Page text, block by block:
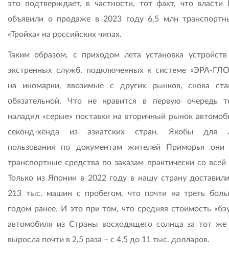
это подтверждает, в частности, тот факт, что
объявили о продаже в 2023 году 6,5 млн
«Тройка» на российских чипах.
Таким образом, с приходом лета установка
экстренных служб, подключенных к системе «ЭРА-
на иномарки, ввозимые с других рынков, снова
обязательной. Что не нравится в первую очередь
наладил «серые» поставки на вторичный рынок
секонд-хенда из азиатских стран. Якобы для
пользования по документам жителей Приморья они
транспортные средства по заказам практически со всей
Только из Японии в 2022 году в нашу страну
213 тыс. машин с пробегом, что почти на треть
годом ранее. И это при том, что средняя стоимость
автомобиля из Страны восходящего солнца за тот же
выросла почти в 2,5 раза – с 4,5 до 11 тыс. долларов.